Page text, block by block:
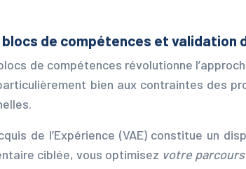
de compétences et validation
de compétences révolutionne
bien aux contraintes des
de l’Expérience (VAE) constitue un
ciblée, vous optimisez votre